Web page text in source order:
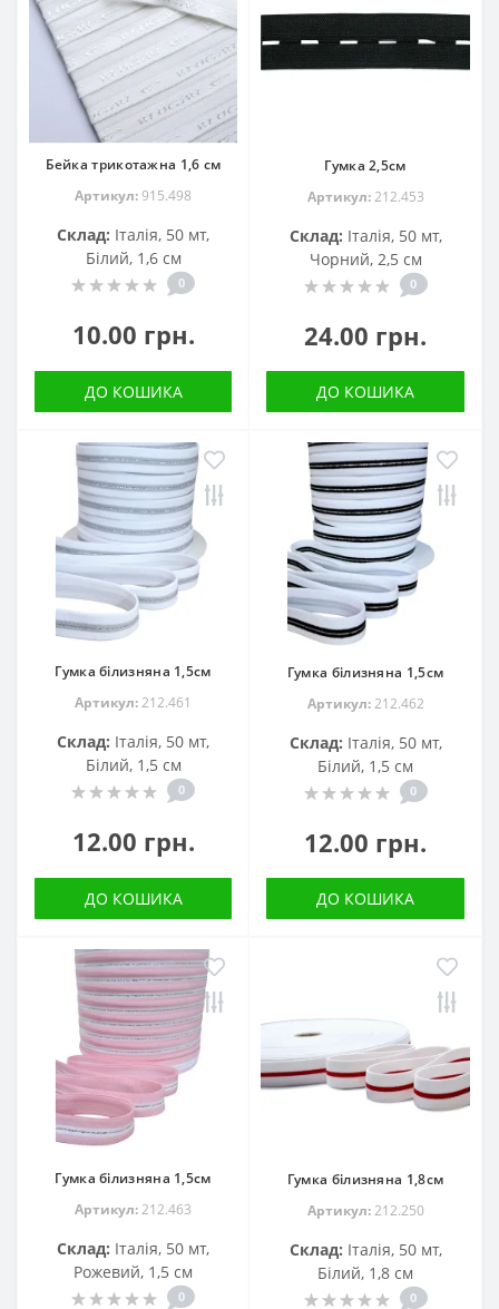
Бейка трикотажна 1,6 см
Артикул:915.498
Склад: Італія, 50 мт,
Білий, 1,6 см
0
10.00 грн.
ДО КОШИКА
Гумка 2,5см
Артикул:212.453
Склад: Італія, 50 мт,
Чорний, 2,5 см
0
24.00 грн.
ДО КОШИКА
Гумка білизняна 1,5см
Артикул:212.461
Склад: Італія, 50 мт,
Білий, 1,5 см
0
12.00 грн.
ДО КОШИКА
Гумка білизняна 1,5см
Артикул:212.462
Склад: Італія, 50 мт,
Білий, 1,5 см
0
12.00 грн.
ДО КОШИКА
Гумка білизняна 1,5см
Артикул:212.463
Склад: Італія, 50 мт,
Рожевий, 1,5 см
0
Гумка білизняна 1,8см
Артикул:212.250
Склад: Італія, 50 мт,
Білий, 1,8 см
0